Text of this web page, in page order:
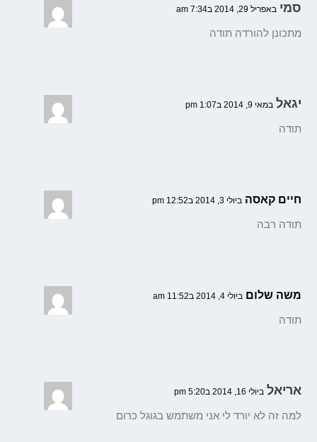
סמי באפריל 29, 2014 ב7:34 am
מתכונן להורדה תודה
יגאל במאי 9, 2014 ב1:07 pm
תודה
חיים קאסה ביולי 3, 2014 ב12:52 pm
תודה רבה
משה שלום ביולי 4, 2014 ב11:52 am
תודה
אריאל ביולי 16, 2014 ב5:20 pm
למה זה לא יורד לי אני משתמש בגוגל כרום